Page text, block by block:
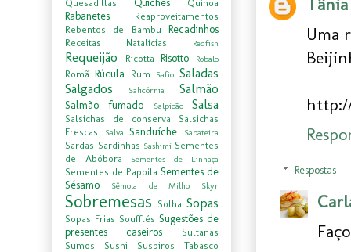
Uma
Respostas
Quesadillas Quiches Quinoa
Rabanetes
Reaproveitamentos
Rebentos de Bambu
Recadinhos
Receitas Natalícias Redfish
Requeijão Ricotta Risotto Robalo
Romã Rúcula Rum Safio Saladas
Salgados
Salicórnia Salmão
Salmão fumado Salpicão Salsa
Salsichas de conserva
Salsichas
Frescas
Salva Sanduíche Sapateira
Sardas Sardinhas Sashimi Sementes
de Abóbora
Sementes de Linhaça
Sementes de Papoila Sementes de
Sésamo
Sêmola de Milho Skyr
Sobremesas Solha Sopas
Sopas Frias Soufflés Sugestões de
presentes caseiros
Sultanas
Sumos
Sushi Suspiros
Tabasco